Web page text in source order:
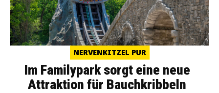
NERVENKITZEL PUR
Im Familypark sorgt eine neue
Attraktion für Bauchkribbeln